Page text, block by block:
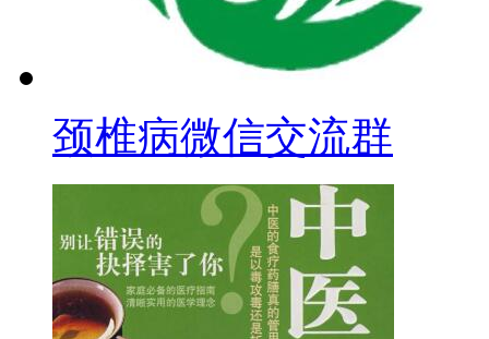
颈椎病微信交流群